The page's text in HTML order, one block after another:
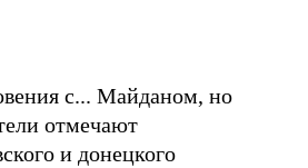
с... Майданом, но
отмечают
и донецкого